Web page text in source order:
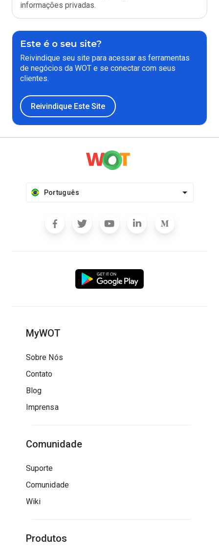
informações privadas.
Este é o seu site?
Reivindique seu site para acessar as ferramentas
de negócios da WOT e se conectar com seus
clientes.
Reivindique Este Site
Português
MyWOT
Sobre Nós
Contato
Blog
Imprensa
Comunidade
Suporte
Comunidade
Wiki
Produtos